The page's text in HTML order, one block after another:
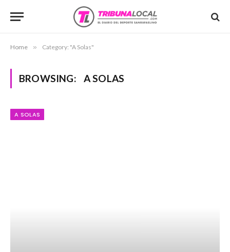
Home » Category: "A Solas"
BROWSING: A SOLAS
A SOLAS